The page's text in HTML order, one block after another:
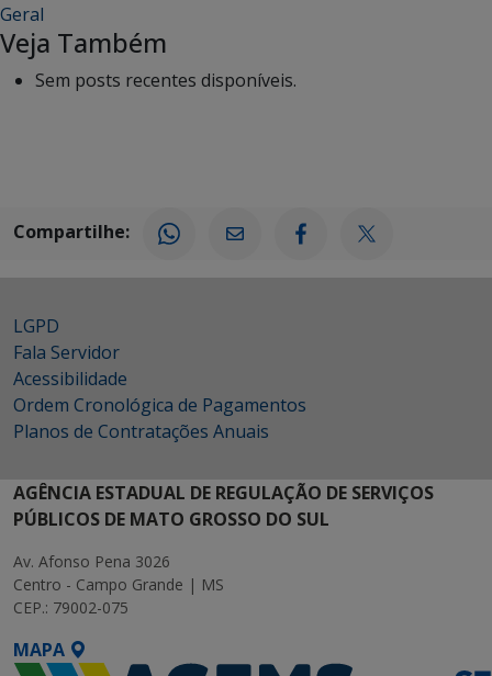
Geral
Veja Também
Sem posts recentes disponíveis.
Compartilhe:
LGPD
Fala Servidor
Acessibilidade
Ordem Cronológica de Pagamentos
Planos de Contratações Anuais
AGÊNCIA ESTADUAL DE REGULAÇÃO DE SERVIÇOS
PÚBLICOS DE MATO GROSSO DO SUL
Av. Afonso Pena 3026
Centro - Campo Grande | MS
CEP.: 79002-075
MAPA